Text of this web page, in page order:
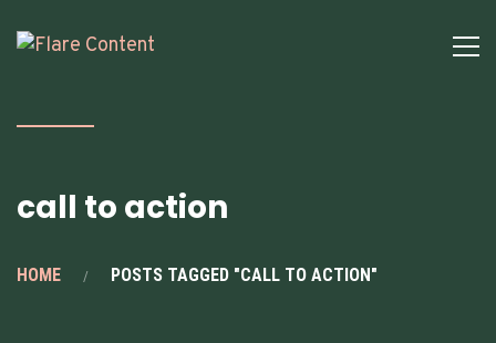
call to action
HOME POSTS TAGGED "CALL TO ACTION"